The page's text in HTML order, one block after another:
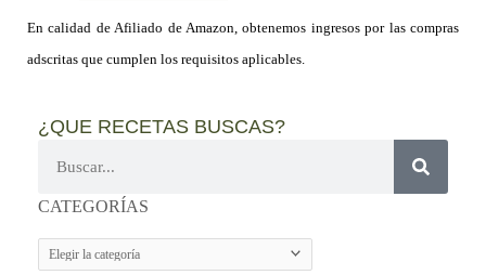
En calidad de Afiliado de Amazon, obtenemos ingresos por las compras
adscritas que cumplen los requisitos aplicables.
¿QUE RECETAS BUSCAS?
CATEGORÍAS
CATEGORÍAS